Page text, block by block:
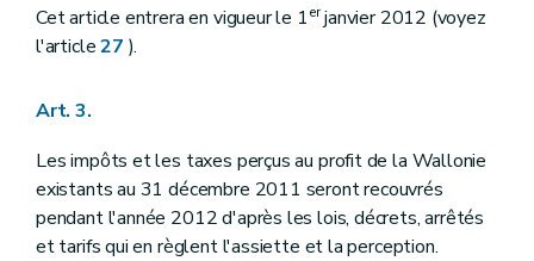
Cet article entrera en vigueur le 1erjanvier 2012 (voyez
l'article27 ).
Art. 3.
Les impôts et les taxes perçus au profit de la Wallonie
existants au 31 décembre 2011 seront recouvrés
pendant l'année 2012 d'après les lois, décrets, arrêtés
et tarifs qui en règlent l'assiette et la perception.